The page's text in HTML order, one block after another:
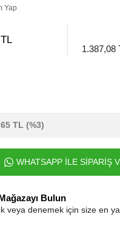
Yap
1.387,08
TL (%3)
WHATSAPP İLE SİPARİŞ
Bulun
veya denemek için size en